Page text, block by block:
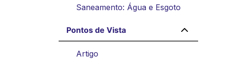
Saneamento: Água e Esgoto
Pontos de Vista
Artigo